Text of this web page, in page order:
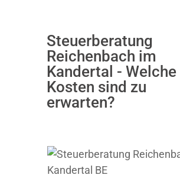
Steuerberatung
Reichenbach im
Kandertal - Welche
Kosten sind zu
erwarten?